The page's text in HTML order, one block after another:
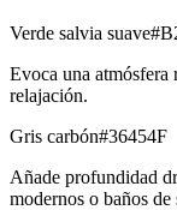
Verde salvia suave
Evoca una atmósfera
relajación.
Gris carbón#36454F
Añade profundidad
modernos o baños de